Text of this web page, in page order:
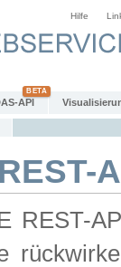
Hilfe
API
REST-